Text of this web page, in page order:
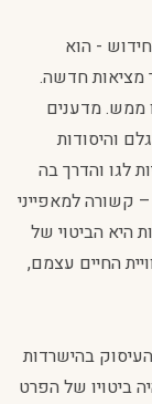
- הוא
מציאות חדשה.
ממש. מדענים
והיסודות
לגו והדרך בה
קשורה למאפייני
היא הביטוי של
החיים עצמם,
בהישרדות
ביטויו של הפרט